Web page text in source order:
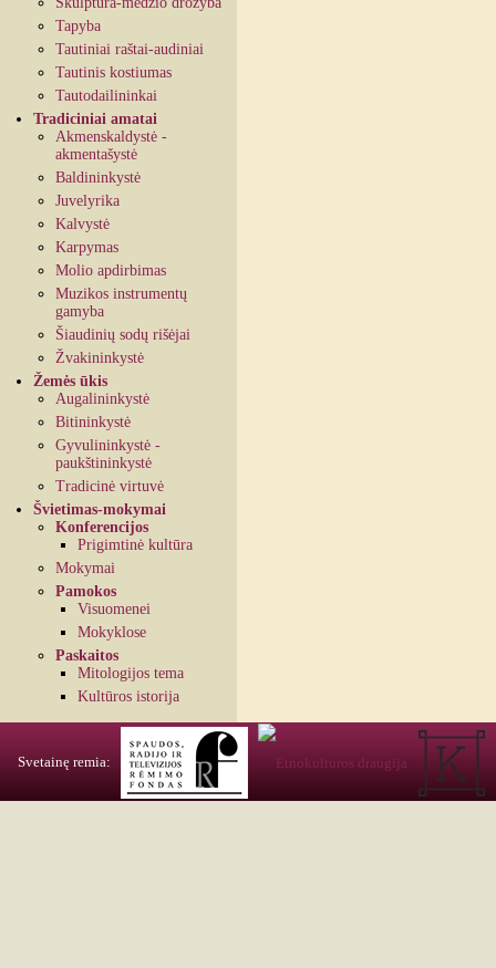
Tapyba
Tautiniai raštai-audiniai
Tautinis kostiumas
Tautodailininkai
Tradiciniai amatai
Akmenskaldystė -
akmentašystė
Baldininkystė
Juvelyrika
Kalvystė
Karpymas
Molio apdirbimas
Muzikos instrumentų
gamyba
Šiaudinių sodų rišėjai
Žvakininkystė
Žemės ūkis
Augalininkystė
Bitininkystė
Gyvulininkystė -
paukštininkystė
Tradicinė virtuvė
Švietimas-mokymai
Konferencijos
Prigimtinė kultūra
Mokymai
Pamokos
Visuomenei
Mokyklose
Paskaitos
Mitologijos tema
Kultūros istorija
Svetainę remia: